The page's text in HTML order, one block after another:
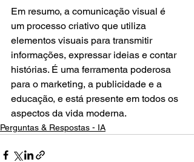
Em resumo, a comunicação visual é
um processo criativo que utiliza
elementos visuais para transmitir
informações, expressar ideias e contar
histórias. É uma ferramenta poderosa
para o marketing, a publicidade e a
educação, e está presente em todos os
aspectos da vida moderna.
Perguntas & Respostas - IA